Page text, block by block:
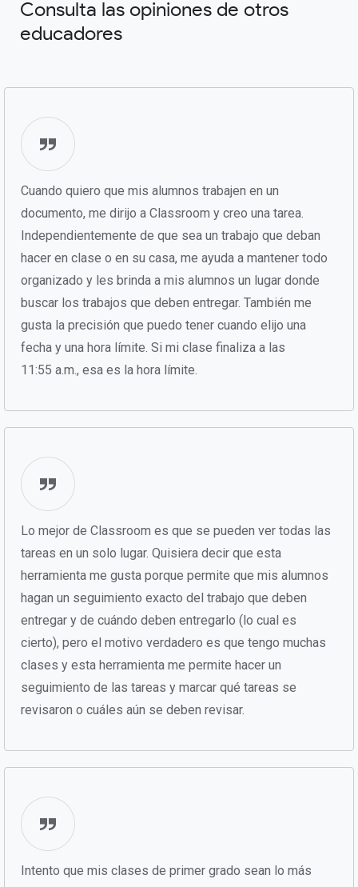
Consulta las opiniones de otros
educadores
Cuando quiero que mis alumnos trabajen en un
documento, me dirijo a Classroom y creo una tarea.
Independientemente de que sea un trabajo que deban
hacer en clase o en su casa, me ayuda a mantener todo
organizado y les brinda a mis alumnos un lugar donde
buscar los trabajos que deben entregar. También me
gusta la precisión que puedo tener cuando elijo una
fecha y una hora límite. Si mi clase finaliza a las
11:55 a.m., esa es la hora límite.
Lo mejor de Classroom es que se pueden ver todas las
tareas en un solo lugar. Quisiera decir que esta
herramienta me gusta porque permite que mis alumnos
hagan un seguimiento exacto del trabajo que deben
entregar y de cuándo deben entregarlo (lo cual es
cierto), pero el motivo verdadero es que tengo muchas
clases y esta herramienta me permite hacer un
seguimiento de las tareas y marcar qué tareas se
revisaron o cuáles aún se deben revisar.
Intento que mis clases de primer grado sean lo más